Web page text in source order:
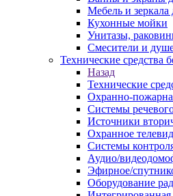
Мебель и
Кухонные мойки
Унитазы,
Смесители и
Технические средства
Назад
Технические
Охранно-
Системы
Источники
Охранное
Системы
Аудио/
Эфирное/
Оборудование